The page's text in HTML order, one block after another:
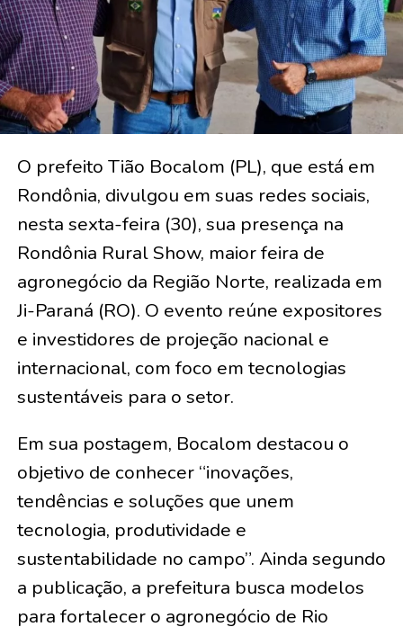
O prefeito Tião Bocalom (PL), que está em
Rondônia, divulgou em suas redes sociais,
nesta sexta-feira (30), sua presença na
Rondônia Rural Show, maior feira de
agronegócio da Região Norte, realizada em
Ji-Paraná (RO). O evento reúne expositores
e investidores de projeção nacional e
internacional, com foco em tecnologias
sustentáveis para o setor.
Em sua postagem, Bocalom destacou o
objetivo de conhecer “inovações,
tendências e soluções que unem
tecnologia, produtividade e
sustentabilidade no campo”. Ainda segundo
a publicação, a prefeitura busca modelos
para fortalecer o agronegócio de Rio